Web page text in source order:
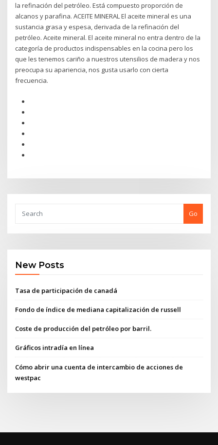
la refinación del petróleo. Está compuesto proporción de
alcanos y parafina. ACEITE MINERAL El aceite mineral es una
sustancia grasa y espesa, derivada de la refinación del
petróleo. Aceite mineral. El aceite mineral no entra dentro de la
categoría de productos indispensables en la cocina pero los
que les tenemos cariño a nuestros utensilios de madera y nos
preocupa su apariencia, nos gusta usarlo con cierta
frecuencia.
Go
New Posts
Tasa de participación de canadá
Fondo de índice de mediana capitalización de russell
Coste de producción del petróleo por barril.
Gráficos intradía en línea
Cómo abrir una cuenta de intercambio de acciones de
westpac